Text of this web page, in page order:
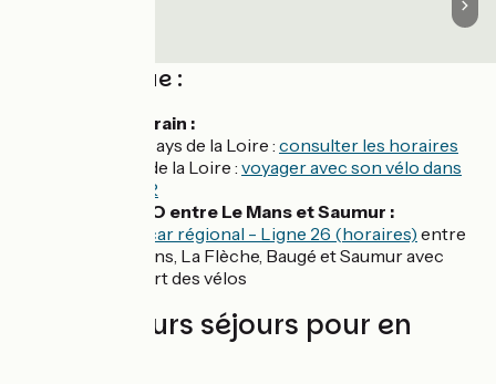
Côté pratique :
Accès en train :
TER Pays de la Loire : consulter les horaires
Pays de la Loire : voyager avec son vélo dans
le TER
CAR + VELO entre Le Mans et Saumur :
Autocar régional - Ligne 26 (horaires) entre
Le Mans, La Flèche, Baugé et Saumur avec
emport des vélos
Les meilleurs séjours pour en